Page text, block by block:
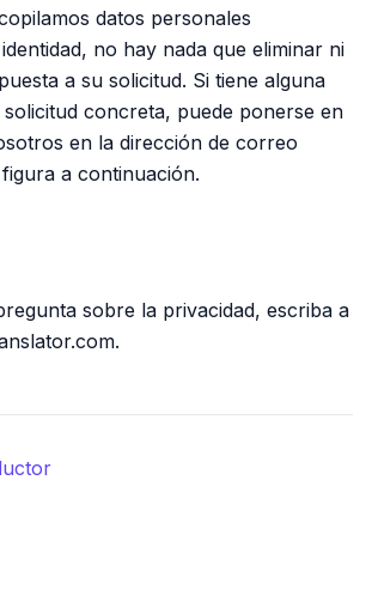
datos personales
no hay nada que eliminar ni
a su solicitud. Si tiene alguna
concreta, puede ponerse en
en la dirección de correo
a continuación.
sobre la privacidad, escriba a